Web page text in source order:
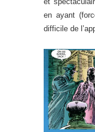
en ayant
difficile de